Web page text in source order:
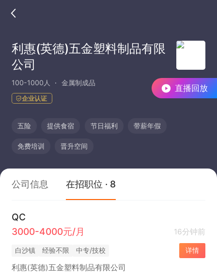
直播回放
利惠(英德)五金塑料制品有限
公司
100-1000人 金属制成品
企业认证
五险 提供食宿 节日福利 带薪年假
免费培训 晋升空间
公司信息 在招职位 · 8
QC
3000-4000元/月
16分钟前
白沙镇 经验不限 中专/技校 详情
利惠(英德)五金塑料制品有限公司